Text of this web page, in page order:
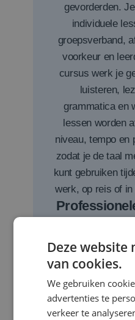
gevorderden.
individuele
groepsverband,
voorkeur en
cursus werk je
luisteren,
grammatica en
lessen worden
niveau, tempo en
zodat je de taal
kunt gebruiken
werk, op reis of
en
foutloos
Taleninstituut
Nederlandse,
teksten op
Deze
van cookies.
We gebruiken
advertenties te
verkeer te